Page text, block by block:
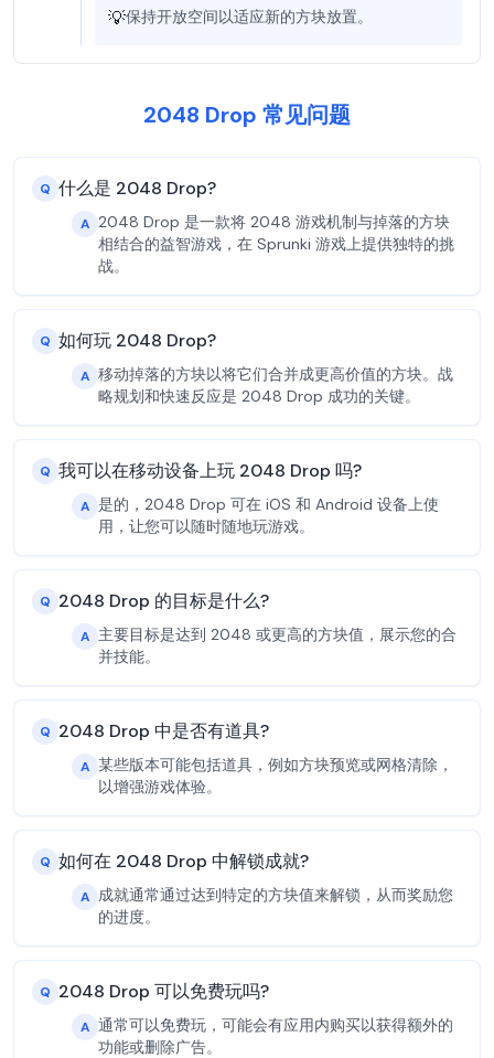
💡保持开放空间以适应新的方块放置。
2048 Drop 常见问题
Q 什么是 2048 Drop?
A 2048 Drop 是一款将 2048 游戏机制与掉落的方块
相结合的益智游戏，在 Sprunki 游戏上提供独特的挑
战。
Q 如何玩 2048 Drop?
A 移动掉落的方块以将它们合并成更高价值的方块。战
略规划和快速反应是 2048 Drop 成功的关键。
Q 我可以在移动设备上玩 2048 Drop 吗?
A 是的，2048 Drop 可在 iOS 和 Android 设备上使
用，让您可以随时随地玩游戏。
Q 2048 Drop 的目标是什么?
A 主要目标是达到 2048 或更高的方块值，展示您的合
并技能。
Q 2048 Drop 中是否有道具?
A 某些版本可能包括道具，例如方块预览或网格清除，
以增强游戏体验。
Q 如何在 2048 Drop 中解锁成就?
A 成就通常通过达到特定的方块值来解锁，从而奖励您
的进度。
Q 2048 Drop 可以免费玩吗?
A 通常可以免费玩，可能会有应用内购买以获得额外的
功能或删除广告。